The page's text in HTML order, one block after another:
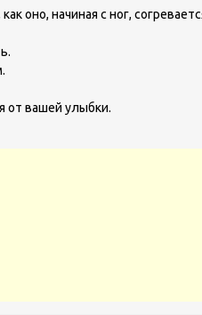
оно, начиная с ног,
от вашей улыбки.